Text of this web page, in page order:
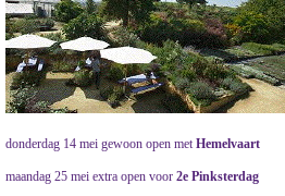
donderdag 14 mei gewoon open met Hemelvaart
maandag 25 mei extra open voor 2e Pinksterdag